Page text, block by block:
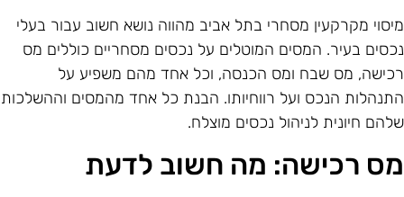
מקרקעין מסחרי בתל אביב מהווה נושא חשוב עבור בעלי
בעיר. המסים המוטלים על נכסים מסחריים כוללים מס
מס שבח ומס הכנסה, וכל אחד מהם משפיע על
הנכס ועל רווחיותו. הבנת כל אחד מהמסים וההשלכות
חיונית לניהול נכסים מוצלח.
רכישה: מה חשוב לדעת